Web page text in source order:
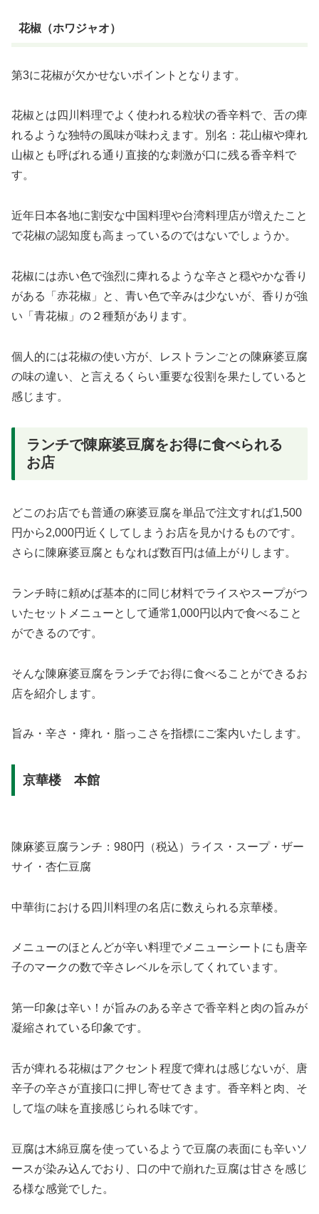
花椒（ホワジャオ）
第3に花椒が欠かせないポイントとなります。
花椒とは四川料理でよく使われる粒状の香辛料で、舌の痺
れるような独特の風味が味わえます。別名：花山椒や痺れ
山椒とも呼ばれる通り直接的な刺激が口に残る香辛料で
す。
近年日本各地に割安な中国料理や台湾料理店が増えたこと
で花椒の認知度も高まっているのではないでしょうか。
花椒には赤い色で強烈に痺れるような辛さと穏やかな香り
がある「赤花椒」と、青い色で辛みは少ないが、香りが強
い「青花椒」の２種類があります。
個人的には花椒の使い方が、レストランごとの陳麻婆豆腐
の味の違い、と言えるくらい重要な役割を果たしていると
感じます。
ランチで陳麻婆豆腐をお得に食べられる
お店
どこのお店でも普通の麻婆豆腐を単品で注文すれば1,500
円から2,000円近くしてしまうお店を見かけるものです。
さらに陳麻婆豆腐ともなれば数百円は値上がりします。
ランチ時に頼めば基本的に同じ材料でライスやスープがつ
いたセットメニューとして通常1,000円以内で食べること
ができるのです。
そんな陳麻婆豆腐をランチでお得に食べることができるお
店を紹介します。
旨み・辛さ・痺れ・脂っこさを指標にご案内いたします。
京華楼 本館
陳麻婆豆腐ランチ：980円（税込）ライス・スープ・ザー
サイ・杏仁豆腐
中華街における四川料理の名店に数えられる京華楼。
メニューのほとんどが辛い料理でメニューシートにも唐辛
子のマークの数で辛さレベルを示してくれています。
第一印象は辛い！が旨みのある辛さで香辛料と肉の旨みが
凝縮されている印象です。
舌が痺れる花椒はアクセント程度で痺れは感じないが、唐
辛子の辛さが直接口に押し寄せてきます。香辛料と肉、そ
して塩の味を直接感じられる味です。
豆腐は木綿豆腐を使っているようで豆腐の表面にも辛いソ
ースが染み込んでおり、口の中で崩れた豆腐は甘さを感じ
る様な感覚でした。